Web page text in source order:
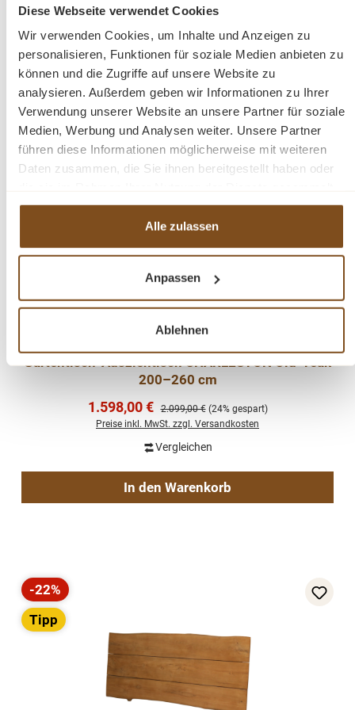
Diese Webseite verwendet Cookies
Wir verwenden Cookies, um Inhalte und Anzeigen zu
personalisieren, Funktionen für soziale Medien anbieten zu
können und die Zugriffe auf unsere Website zu
analysieren. Außerdem geben wir Informationen zu Ihrer
Verwendung unserer Website an unsere Partner für soziale
Medien, Werbung und Analysen weiter. Unsere Partner
führen diese Informationen möglicherweise mit weiteren
Daten zusammen, die Sie ihnen bereitgestellt haben oder
haben.
Alle zulassen
Anpassen
Ablehnen
Preise inkl. MwSt. zzgl. Versandkosten
Vergleichen
In den Warenkorb
Tipp
Gartentisch-Ausziehtisch CHARLESTON Old-Teak
200–260 cm
Verkaufspreis:
1.598,00 € Regulärer Preis:
2.099,00 € (24% gespart)
Preise inkl. MwSt. zzgl. Versandkosten
Vergleichen
In den Warenkorb
Rabatt
-22%
Tipp